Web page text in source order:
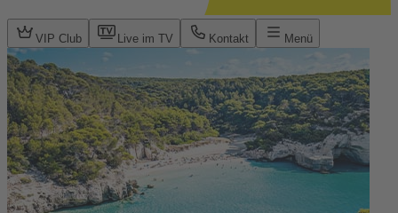
VIP Club Live im TV Kontakt Menü